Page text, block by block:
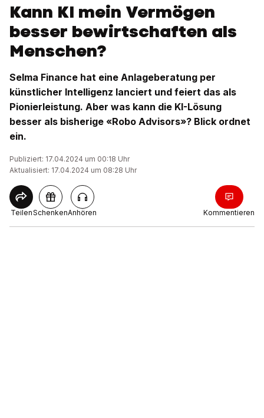
Kann KI mein Vermögen
besser bewirtschaften als
Menschen?
Selma Finance hat eine Anlageberatung per
künstlicher Intelligenz lanciert und feiert das als
Pionierleistung. Aber was kann die KI-Lösung
besser als bisherige «Robo Advisors»? Blick ordnet
ein.
Publiziert: 17.04.2024 um 00:18 Uhr
Aktualisiert: 17.04.2024 um 08:28 Uhr
TeilenSchenkenAnhören Kommentieren